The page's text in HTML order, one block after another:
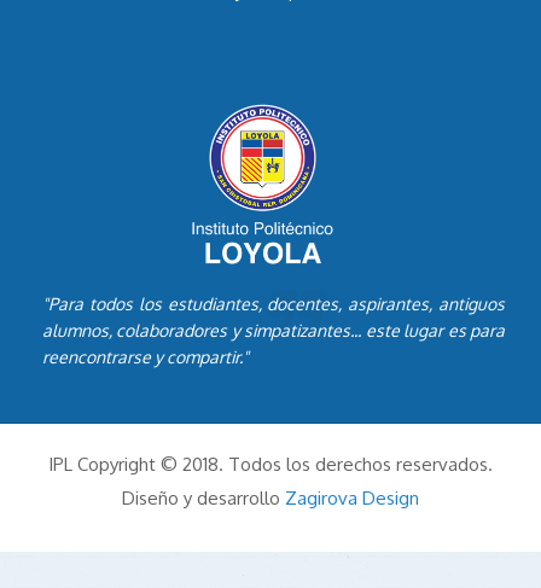
"Para todos los estudiantes, docentes, aspirantes, antiguos
alumnos, colaboradores y simpatizantes... este lugar es para
reencontrarse y compartir."
IPL Copyright © 2018. Todos los derechos reservados.
Diseño y desarrollo Zagirova Design